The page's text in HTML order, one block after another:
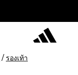
/ รองเท้า